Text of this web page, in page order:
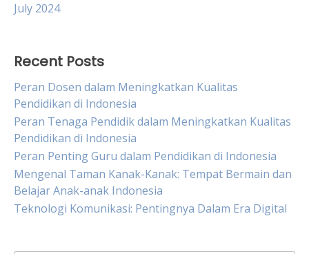
July 2024
Recent Posts
Peran Dosen dalam Meningkatkan Kualitas
Pendidikan di Indonesia
Peran Tenaga Pendidik dalam Meningkatkan Kualitas
Pendidikan di Indonesia
Peran Penting Guru dalam Pendidikan di Indonesia
Mengenal Taman Kanak-Kanak: Tempat Bermain dan
Belajar Anak-anak Indonesia
Teknologi Komunikasi: Pentingnya Dalam Era Digital